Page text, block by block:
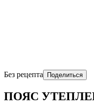
Без рецепта Поделиться
ПОЯС